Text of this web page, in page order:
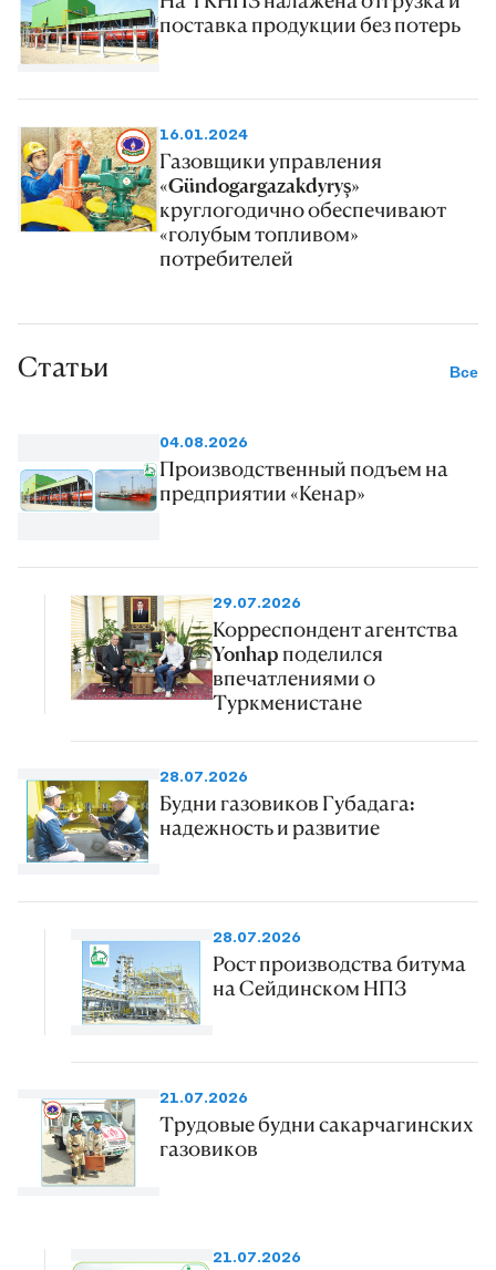
поставка продукции без потерь
16.01.2024
Газовщики управления
«Gündogargazakdyryş»
круглогодично обеспечивают
«голубым топливом»
потребителей
Статьи Все
04.08.2026
Производственный подъем на
предприятии «Кенар»
29.07.2026
Корреспондент агентства
Yonhap поделился
впечатлениями о
Туркменистане
28.07.2026
Будни газовиков Губадага:
надежность и развитие
28.07.2026
Рост производства битума
на Сейдинском НПЗ
21.07.2026
Трудовые будни сакарчагинских
газовиков
21.07.2026